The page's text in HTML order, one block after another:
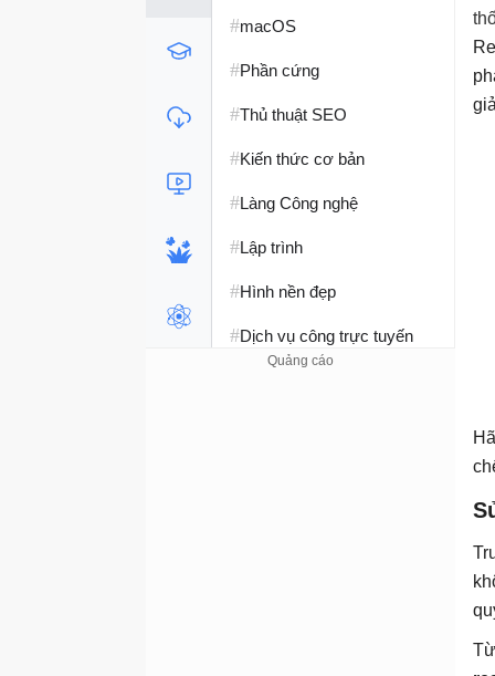
#macOS
#Phần cứng
#Thủ thuật SEO
#Kiến thức cơ bản
#Làng Công nghệ
#Lập trình
#Hình nền đẹp
#Dịch vụ công trực tuyến